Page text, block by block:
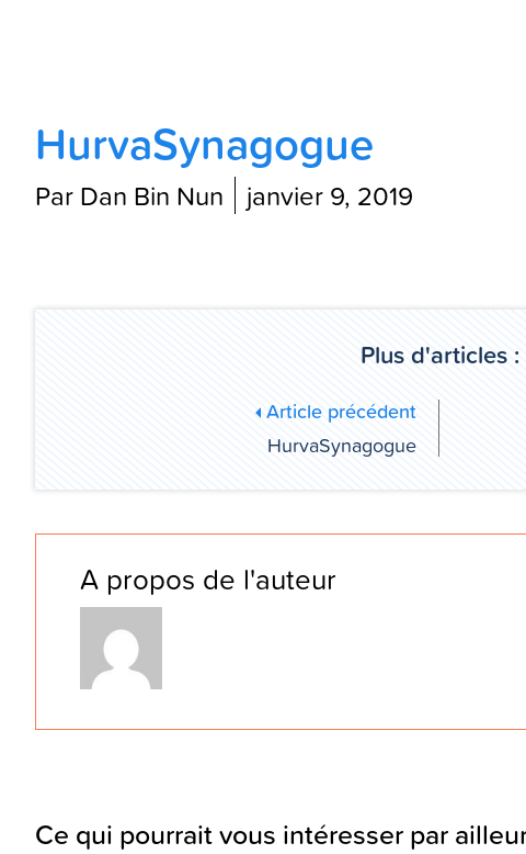
HurvaSynagogue
Par Dan Bin Nun janvier 9, 2019
Plus d'articles :
Article précédent
HurvaSynagogue
A propos de l'auteur
Ce qui pourrait vous intéresser par